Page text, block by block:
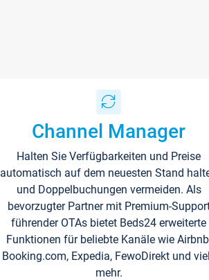
Channel Manager
Halten Sie Verfügbarkeiten und Preise
automatisch auf dem neuesten Stand
und Doppelbuchungen vermeiden. Als
bevorzugter Partner mit Premium-
führender OTAs bietet Beds24 erweiterte
Funktionen für beliebte Kanäle wie
Booking.com, Expedia, FewoDirekt und
mehr.